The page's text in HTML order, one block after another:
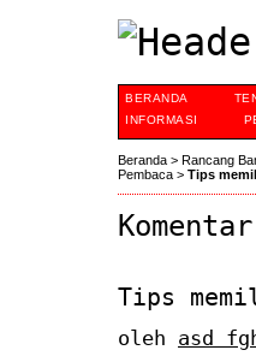
BERANDA
INFORMASI
Beranda > Rancang
Pembaca > Tips
Tips
oleh asd